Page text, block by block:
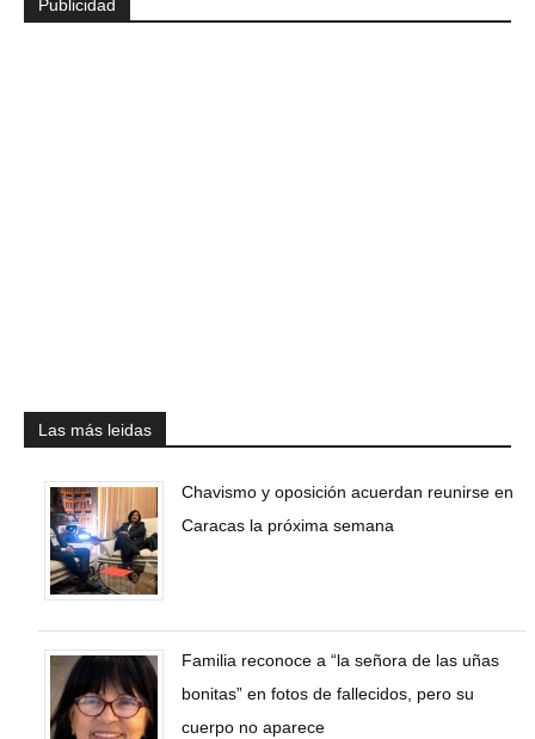
Publicidad
Las más leidas
Chavismo y oposición acuerdan reunirse en
Caracas la próxima semana
Familia reconoce a “la señora de las uñas
bonitas” en fotos de fallecidos, pero su
cuerpo no aparece